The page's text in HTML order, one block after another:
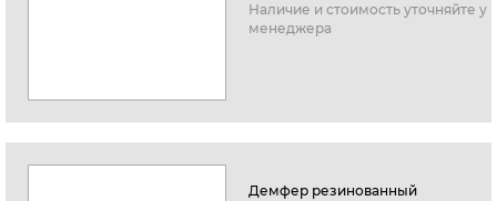
Наличие и стоимость уточняйте у
менеджера
Демфер резинованный